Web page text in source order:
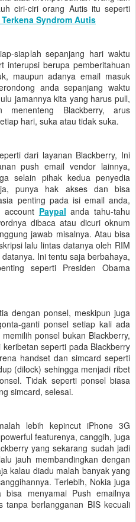
ciri-ciri orang Autis itu seperti
Syndrom Autis
siaplah sepanjang hari waktu
interupsi berupa pemberitahuan
maupun adanya email masuk
anda sepanjang waktu
jamannya kita yang harus pull,
menenteng Blackberry, arus
hari, suka atau tidak suka.
dari layanan Blackberry, Ini
push email vendor lainnya,
selain pihak kedua penyedia
punya hak akses dan bisa
penting pada isi email anda,
account Paypal anda tahu-tahu
dibaca atau dicuri oknum
jawab misalnya. Atau bisa
lalu lintas datanya oleh RIM
Ini tentu saja berbahaya,
seperti Presiden Obama
dengan ponsel, meskipun juga
ganti ponsel setiap kali ada
ponsel bukan Blackberry,
seperti pada Blackberry
handset dan simcard seperti
(dilock) sehingga menjadi ribet
Tidak seperti ponsel biasa
simcard, selesai.
lebih kepincut iPhone 3G
featurenya, canggih, juga
yang sekarang sudah jadi
jauh membandingkan dengan
kalau diadu malah banyak yang
Terlebih, Nokia juga
menyamai Push emailnya
tanpa berlangganan BIS kecuali